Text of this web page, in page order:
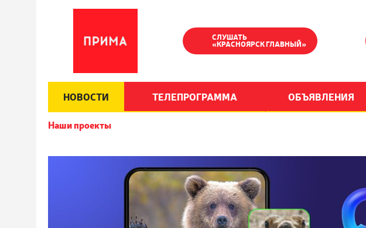
СЛУШАТЬ
«КРАСНОЯРСК ГЛАВНЫЙ»
НОВОСТИ ТЕЛЕПРОГРАММА ОБЪЯВЛЕНИЯ
Наши проекты